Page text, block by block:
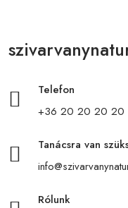
Telefon
+36 20 20 20 20
Tanácsra van
Rólunk